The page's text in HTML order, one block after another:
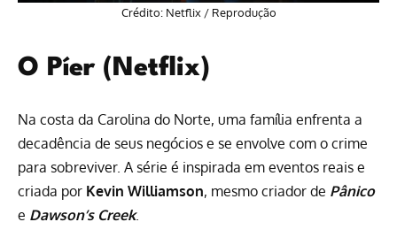
Crédito: Netflix/ Reprodução
O Píer (Netflix)
Na costa da Carolina do Norte, uma família enfrenta a
decadência de seus negócios e se envolve com o crime
para sobreviver. A série é inspirada em eventos reais e
criada por Kevin Williamson, mesmo criador de Pânico
e Dawson’s Creek.